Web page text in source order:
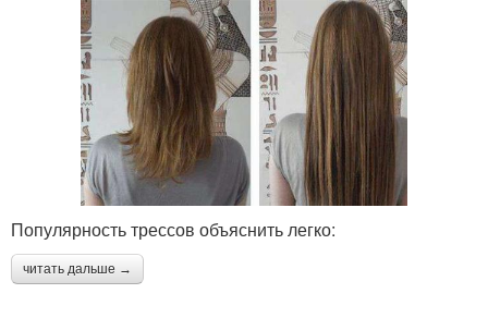
Популярность трессов объяснить легко:
читать дальше →